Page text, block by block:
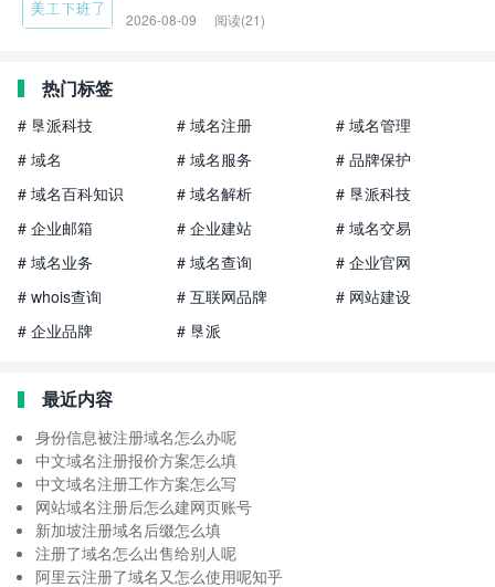
2026-08-09 阅读(21)
热门标签
# 垦派科技 # 域名注册
# 域名管理
# 域名
# 域名服务
# 品牌保护
# 域名百科知识
# 域名解析
# 垦派科技
# 企业邮箱
# 企业建站
# 域名交易
# 域名业务
# 域名查询
# 企业官网
# whois查询
# 互联网品牌
# 网站建设
# 企业品牌
# 垦派
最近内容
身份信息被注册域名怎么办呢
中文域名注册报价方案怎么填
中文域名注册工作方案怎么写
网站域名注册后怎么建网页账号
新加坡注册域名后缀怎么填
注册了域名怎么出售给别人呢
阿里云注册了域名又怎么使用呢知乎